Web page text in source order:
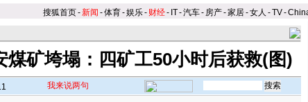
搜狐首页-新闻 -体育-娱乐- 财经- IT-汽车- 房产-家居-女人 -TV-
煤矿垮塌：四矿工50小时后获救(图)
我来说两句